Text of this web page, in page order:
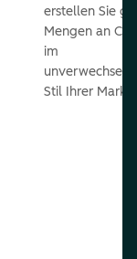
erstellen Sie
Mengen an
im
Stil Ihrer Marke.